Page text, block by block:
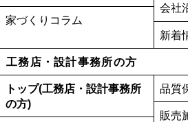
家づくりコラム
会社
新着
工務店・設計事務所の方
トップ(工務店・設計事務所
の方)
品質
販売